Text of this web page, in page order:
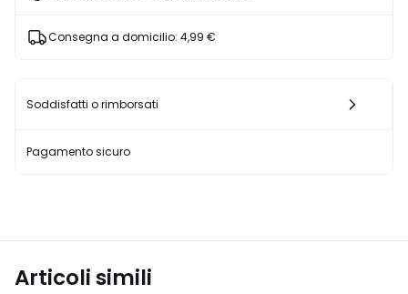
Consegna a domicilio: 4,99 €
Soddisfatti o rimborsati
Pagamento sicuro
Articoli simili